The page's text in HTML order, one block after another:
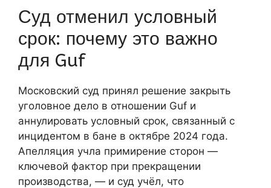
Суд отменил условный
срок: почему это важно
для Guf
Московский суд принял решение закрыть
уголовное дело в отношении Guf и
аннулировать условный срок, связанный с
инцидентом в бане в октябре 2024 года.
Апелляция учла примирение сторон —
ключевой фактор при прекращении
производства, — и суд учёл, что